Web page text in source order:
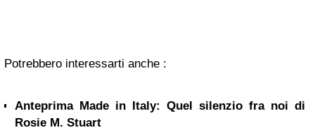
Potrebbero interessarti anche :
Anteprima Made in Italy: Quel silenzio fra noi di
Rosie M. Stuart